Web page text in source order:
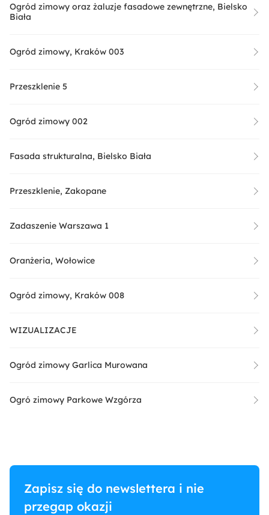
Ogród zimowy oraz żaluzje fasadowe zewnętrzne, Bielsko
Biała
Ogród zimowy, Kraków 003
Przeszklenie 5
Ogród zimowy 002
Fasada strukturalna, Bielsko Biała
Przeszklenie, Zakopane
Zadaszenie Warszawa 1
Oranżeria, Wołowice
Ogród zimowy, Kraków 008
WIZUALIZACJE
Ogród zimowy Garlica Murowana
Ogró zimowy Parkowe Wzgórza
Zapisz się do newslettera i nie
przegap okazji